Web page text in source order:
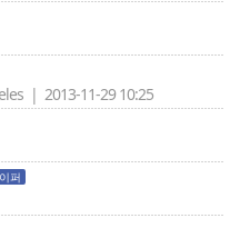
| 2013-11-29 10:25
퍼